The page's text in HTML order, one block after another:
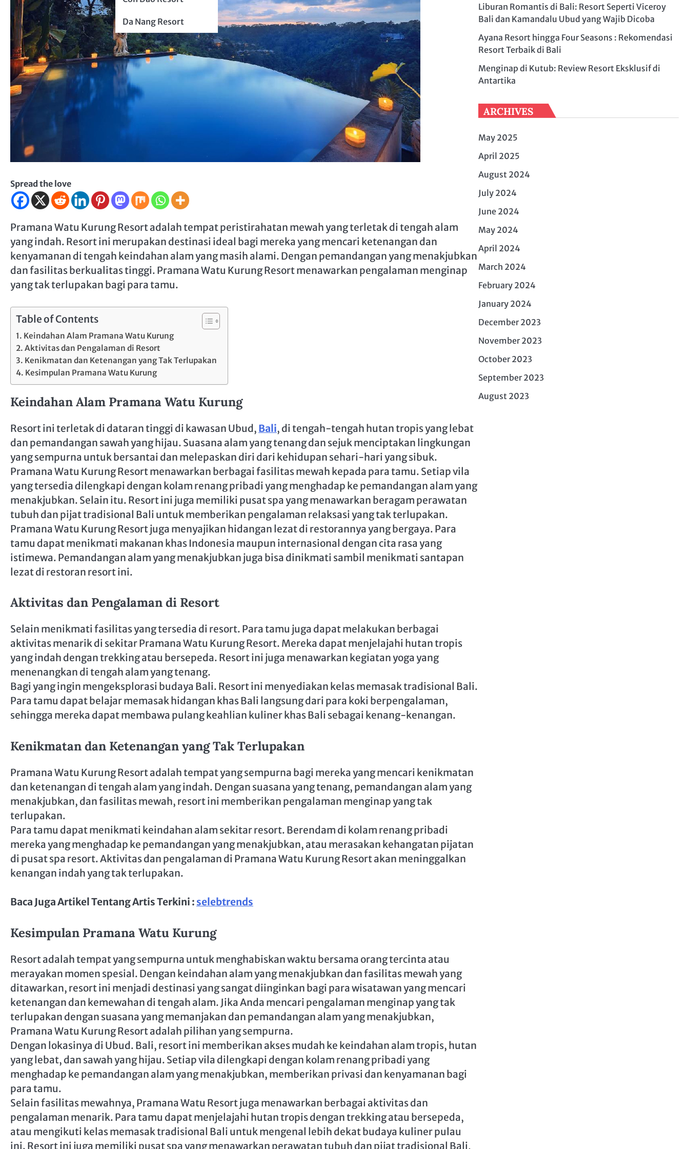
Da Nang Resort
Spread the love
Pramana Watu Kurung Resort adalah tempat peristirahatan mewah yang terletak di tengah alam
yang indah. Resort ini merupakan destinasi ideal bagi mereka yang mencari ketenangan dan
kenyamanan di tengah keindahan alam yang masih alami. Dengan pemandangan yang menakjubkan
dan fasilitas berkualitas tinggi. Pramana Watu Kurung Resort menawarkan pengalaman menginap
yang tak terlupakan bagi para tamu.
Table of Contents
Keindahan Alam Pramana Watu Kurung
Aktivitas dan Pengalaman di Resort
Kenikmatan dan Ketenangan yang Tak Terlupakan
Kesimpulan Pramana Watu Kurung
Keindahan Alam Pramana Watu Kurung
Resort ini terletak di dataran tinggi di kawasan Ubud, Bali, di tengah-tengah hutan tropis yang lebat
dan pemandangan sawah yang hijau. Suasana alam yang tenang dan sejuk menciptakan lingkungan
yang sempurna untuk bersantai dan melepaskan diri dari kehidupan sehari-hari yang sibuk.
Pramana Watu Kurung Resort menawarkan berbagai fasilitas mewah kepada para tamu. Setiap vila
yang tersedia dilengkapi dengan kolam renang pribadi yang menghadap ke pemandangan alam yang
menakjubkan. Selain itu. Resort ini juga memiliki pusat spa yang menawarkan beragam perawatan
tubuh dan pijat tradisional Bali untuk memberikan pengalaman relaksasi yang tak terlupakan.
Pramana Watu Kurung Resort juga menyajikan hidangan lezat di restorannya yang bergaya. Para
tamu dapat menikmati makanan khas Indonesia maupun internasional dengan cita rasa yang
istimewa. Pemandangan alam yang menakjubkan juga bisa dinikmati sambil menikmati santapan
lezat di restoran resort ini.
Aktivitas dan Pengalaman di Resort
Selain menikmati fasilitas yang tersedia di resort. Para tamu juga dapat melakukan berbagai
aktivitas menarik di sekitar Pramana Watu Kurung Resort. Mereka dapat menjelajahi hutan tropis
yang indah dengan trekking atau bersepeda. Resort ini juga menawarkan kegiatan yoga yang
menenangkan di tengah alam yang tenang.
Bagi yang ingin mengeksplorasi budaya Bali. Resort ini menyediakan kelas memasak tradisional Bali.
Para tamu dapat belajar memasak hidangan khas Bali langsung dari para koki berpengalaman,
sehingga mereka dapat membawa pulang keahlian kuliner khas Bali sebagai kenang-kenangan.
Kenikmatan dan Ketenangan yang Tak Terlupakan
Pramana Watu Kurung Resort adalah tempat yang sempurna bagi mereka yang mencari kenikmatan
dan ketenangan di tengah alam yang indah. Dengan suasana yang tenang, pemandangan alam yang
menakjubkan, dan fasilitas mewah, resort ini memberikan pengalaman menginap yang tak
terlupakan.
Para tamu dapat menikmati keindahan alam sekitar resort. Berendam di kolam renang pribadi
mereka yang menghadap ke pemandangan yang menakjubkan, atau merasakan kehangatan pijatan
di pusat spa resort. Aktivitas dan pengalaman di Pramana Watu Kurung Resort akan meninggalkan
kenangan indah yang tak terlupakan.
Baca Juga Artikel Tentang Artis Terkini : selebtrends
Kesimpulan Pramana Watu Kurung
Resort adalah tempat yang sempurna untuk menghabiskan waktu bersama orang tercinta atau
merayakan momen spesial. Dengan keindahan alam yang menakjubkan dan fasilitas mewah yang
ditawarkan, resort ini menjadi destinasi yang sangat diinginkan bagi para wisatawan yang mencari
ketenangan dan kemewahan di tengah alam. Jika Anda mencari pengalaman menginap yang tak
terlupakan dengan suasana yang memanjakan dan pemandangan alam yang menakjubkan,
Pramana Watu Kurung Resort adalah pilihan yang sempurna.
Dengan lokasinya di Ubud. Bali, resort ini memberikan akses mudah ke keindahan alam tropis, hutan
yang lebat, dan sawah yang hijau. Setiap vila dilengkapi dengan kolam renang pribadi yang
menghadap ke pemandangan alam yang menakjubkan, memberikan privasi dan kenyamanan bagi
para tamu.
Selain fasilitas mewahnya, Pramana Watu Resort juga menawarkan berbagai aktivitas dan
pengalaman menarik. Para tamu dapat menjelajahi hutan tropis dengan trekking atau bersepeda,
atau mengikuti kelas memasak tradisional Bali untuk mengenal lebih dekat budaya kuliner pulau
ini. Resort ini juga memiliki pusat spa yang menawarkan perawatan tubuh dan pijat tradisional Bali,
Liburan Romantis di Bali: Resort Seperti Viceroy
Bali dan Kamandalu Ubud yang Wajib Dicoba
Ayana Resort hingga Four Seasons : Rekomendasi
Resort Terbaik di Bali
Menginap di Kutub: Review Resort Eksklusif di
Antartika
ARCHIVES
May 2025
April 2025
August 2024
July 2024
June 2024
May 2024
April 2024
March 2024
February 2024
January 2024
December 2023
November 2023
October 2023
September 2023
August 2023